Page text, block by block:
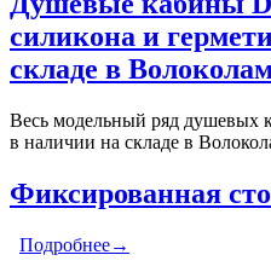
силикона и
складе в
Весь модельный ряд душевых
в наличии на складе в
Фиксированная
Подробнее→